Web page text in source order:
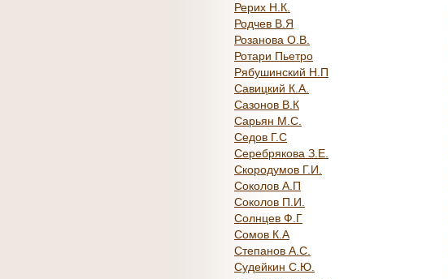
Рерих Н.К.
Родчев В.Я
Розанова О.В.
Ротари Пьетро
Рябушинский Н.П
Савицкий К.А.
Сазонов В.К
Сарьян М.С.
Седов Г.С
Серебрякова З.Е.
Скородумов Г.И.
Соколов А.П
Соколов П.И.
Солнцев Ф.Г
Сомов К.А
Степанов А.С.
Судейкин С.Ю.